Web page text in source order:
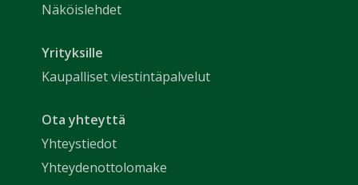
Näköislehdet
Yrityksille
Kaupalliset viestintäpalvelut
Ota yhteyttä
Yhteystiedot
Yhteydenottolomake